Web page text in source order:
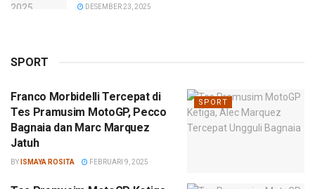
DESEMBER 23, 2025
SPORT
SPORT
Franco Morbidelli Tercepat di
Tes Pramusim MotoGP, Pecco
Bagnaia dan Marc Marquez
Jatuh
BY ISMAYA ROSITA FEBRUARI 9, 2025